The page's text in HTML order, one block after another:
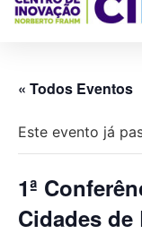
« Todos Eventos
Este evento já
1ª
Cidades de